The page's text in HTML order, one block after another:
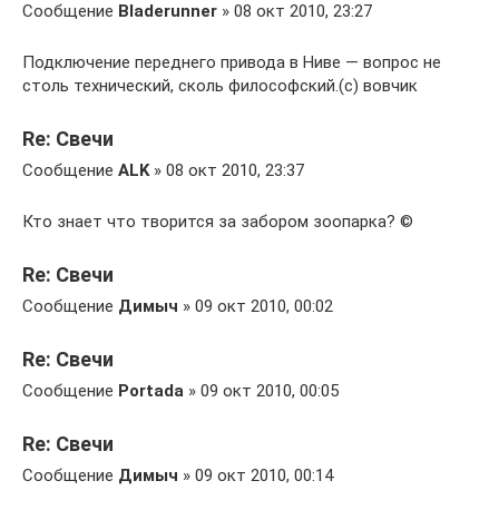
Сообщение Bladerunner » 08 окт 2010, 23:27
Подключение переднего привода в Ниве — вопрос не
столь технический, сколь философский.(с) вовчик
Re: Свечи
Сообщение ALK» 08 окт 2010, 23:37
Кто знает что творится за забором зоопарка? ©
Re: Свечи
Сообщение Димыч » 09 окт 2010, 00:02
Re: Свечи
Сообщение Portada » 09 окт 2010, 00:05
Re: Свечи
Сообщение Димыч » 09 окт 2010, 00:14